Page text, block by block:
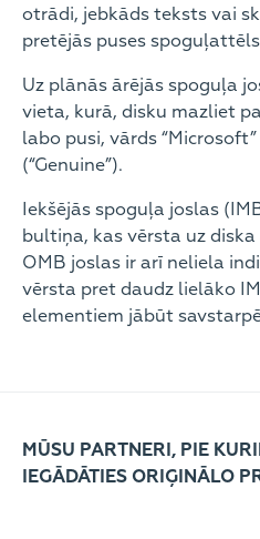
otrādi, jebkāds teksts vai
pretējās puses
Uz plānās ārējās spoguļa
vieta, kurā, disku mazliet
labo pusi, vārds
(“Genuine”).
Iekšējās spoguļa joslas
bultiņa, kas vērsta uz
OMB joslas ir arī neliela
vērsta pret daudz lielāko
elementiem jābūt
MŪSU PARTNERI, PIE
IEGĀDĀTIES ORIĢINĀLO